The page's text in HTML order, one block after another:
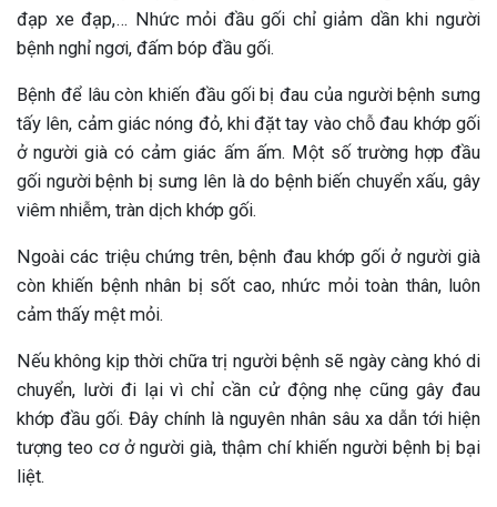
đạp xe đạp,… Nhức mỏi đầu gối chỉ giảm dần khi người
bệnh nghỉ ngơi, đấm bóp đầu gối.
Bệnh để lâu còn khiến đầu gối bị đau của người bệnh sưng
tấy lên, cảm giác nóng đỏ, khi đặt tay vào chỗ đau khớp gối
ở người già có cảm giác ấm ấm. Một số trường hợp đầu
gối người bệnh bị sưng lên là do bệnh biến chuyển xấu, gây
viêm nhiễm, tràn dịch khớp gối.
Ngoài các triệu chứng trên, bệnh đau khớp gối ở người già
còn khiến bệnh nhân bị sốt cao, nhức mỏi toàn thân, luôn
cảm thấy mệt mỏi.
Nếu không kịp thời chữa trị người bệnh sẽ ngày càng khó di
chuyển, lười đi lại vì chỉ cần cử động nhẹ cũng gây đau
khớp đầu gối. Đây chính là nguyên nhân sâu xa dẫn tới hiện
tượng teo cơ ở người già, thậm chí khiến người bệnh bị bại
liệt.